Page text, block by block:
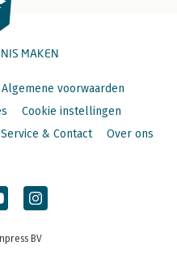
MAKEN
Algemene voorwaarden
Cookie instellingen
Service & Contact Over ons
BV